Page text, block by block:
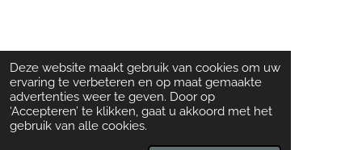
Deze website maakt gebruik van cookies om uw
ervaring te verbeteren en op maat gemaakte
advertenties weer te geven. Door op
‘Accepteren’ te klikken, gaat u akkoord met het
gebruik van alle cookies.